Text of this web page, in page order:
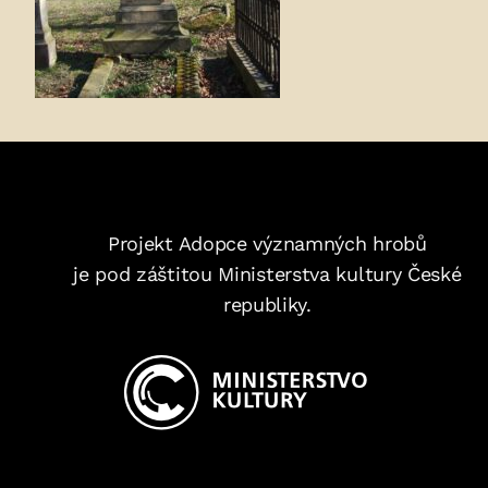
Projekt Adopce významných hrobů
je pod záštitou Ministerstva kultury České
republiky.